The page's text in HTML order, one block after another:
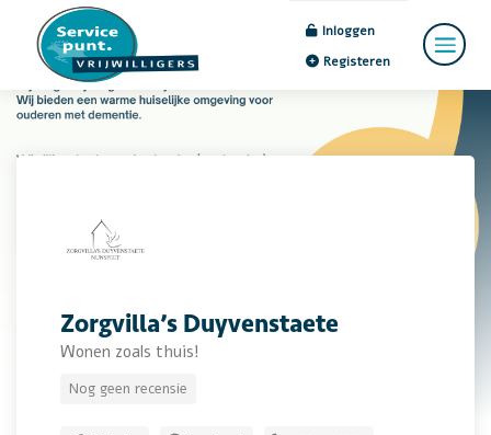
Inloggen
Registeren
Zorgvilla’s Duyvenstaete
Wonen zoals thuis!
Nog geen recensie